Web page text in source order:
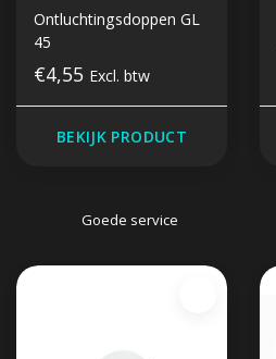
Ontluchtingsdoppen GL
45
€4,55 Excl. btw
BEKIJK PRODUCT
Goede service